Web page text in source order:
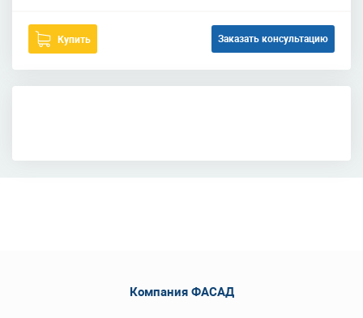
Купить Заказать консультацию
Компания ФАСАД